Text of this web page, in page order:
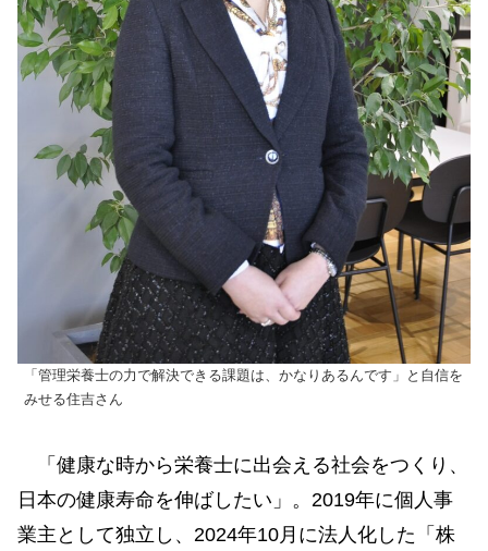
「管理栄養士の力で解決できる課題は、かなりあるんです」と自信を
みせる住吉さん
「健康な時から栄養士に出会える社会をつくり、
日本の健康寿命を伸ばしたい」。2019年に個人事
業主として独立し、2024年10月に法人化した「株